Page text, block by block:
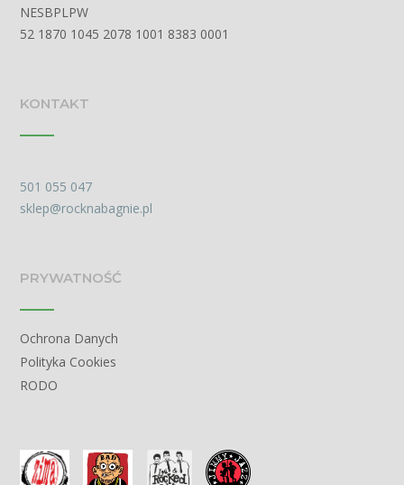
NESBPLPW
52 1870 1045 2078 1001 8383 0001
KONTAKT
501 055 047
sklep@rocknabagnie.pl
PRYWATNOŚĆ
Ochrona Danych
Polityka Cookies
RODO